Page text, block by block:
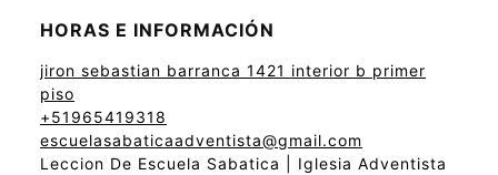
HORAS E INFORMACIÓN
jiron sebastian barranca 1421 interior b primer
piso
+51965419318
escuelasabaticaadventista@gmail.com
Leccion De Escuela Sabatica | Iglesia Adventista